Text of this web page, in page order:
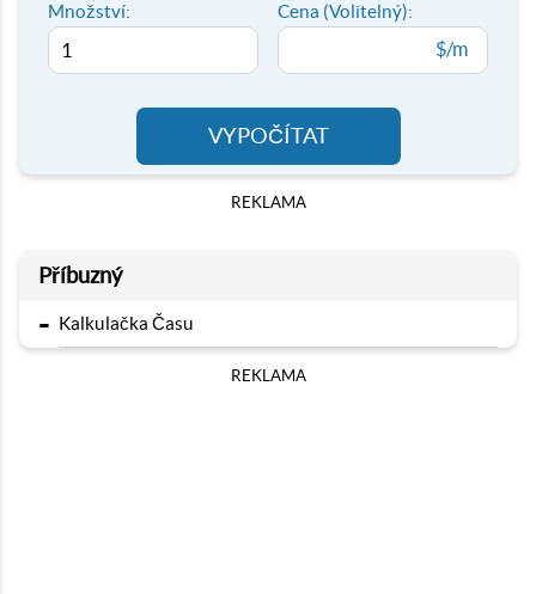
Množství: Cena (Volitelný):
$/m
VYPOČÍTAT
REKLAMA
Příbuzný
- Kalkulačka Času
REKLAMA